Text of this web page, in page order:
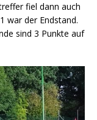
fiel dann auch
war der Endstand.
sind 3 Punkte auf